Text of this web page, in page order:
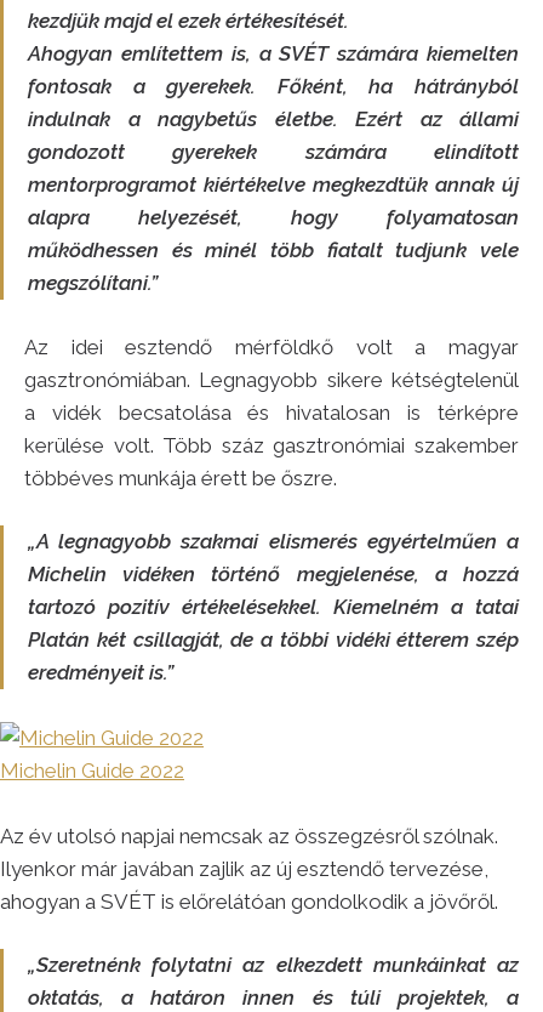
kezdjük majd el ezek értékesítését.
Ahogyan említettem is, a SVÉT számára kiemelten
fontosak a gyerekek. Főként, ha hátrányból
indulnak a nagybetűs életbe. Ezért az állami
gondozott gyerekek számára elindított
mentorprogramot kiértékelve megkezdtük annak új
alapra helyezését, hogy folyamatosan
működhessen és minél több fiatalt tudjunk vele
megszólítani.”
Az idei esztendő mérföldkő volt a magyar
gasztronómiában. Legnagyobb sikere kétségtelenül
a vidék becsatolása és hivatalosan is térképre
kerülése volt. Több száz gasztronómiai szakember
többéves munkája érett be őszre.
„A legnagyobb szakmai elismerés egyértelműen a
Michelin vidéken történő megjelenése, a hozzá
tartozó pozitív értékelésekkel. Kiemelném a tatai
Platán két csillagját, de a többi vidéki étterem szép
eredményeit is.”
Michelin Guide 2022
Az év utolsó napjai nemcsak az összegzésről szólnak.
Ilyenkor már javában zajlik az új esztendő tervezése,
ahogyan a SVÉT is előrelátóan gondolkodik a jövőről.
„Szeretnénk folytatni az elkezdett munkáinkat az
oktatás, a határon innen és túli projektek, a